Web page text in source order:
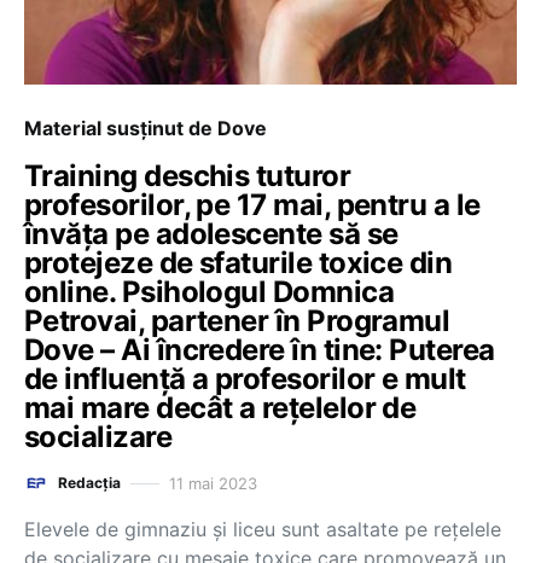
Material susținut de Dove
Training deschis tuturor
profesorilor, pe 17 mai, pentru a le
învăța pe adolescente să se
protejeze de sfaturile toxice din
online. Psihologul Domnica
Petrovai, partener în Programul
Dove – Ai încredere în tine: Puterea
de influență a profesorilor e mult
mai mare decât a rețelelor de
socializare
Redacția 11 mai 2023
Elevele de gimnaziu și liceu sunt asaltate pe rețelele
de socializare cu mesaje toxice care promovează un